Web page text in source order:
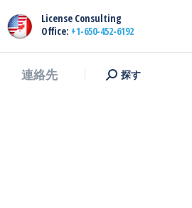
License Consulting
Office: +1-650-452-6192
連絡先
探 探す
連絡先
探
す：